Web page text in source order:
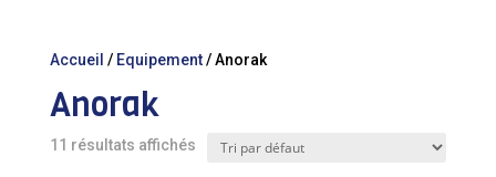
Accueil / Equipement/ Anorak
Anorak
11 résultats affichés